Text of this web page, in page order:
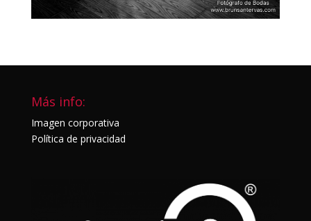
Más info:
Imagen corporativa
Política de privacidad